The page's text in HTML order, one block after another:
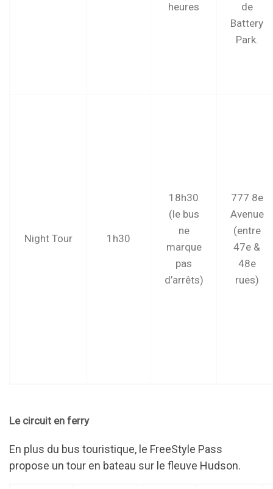
heures
de
Battery
Park.
Night Tour 1h30
18h30
(le bus
ne
marque
pas
d’arrêts)
777 8e
Avenue
(entre
47e &
48e
rues)
Le circuit en ferry
En plus du bus touristique, le FreeStyle Pass
propose un tour en bateau sur le fleuve Hudson.